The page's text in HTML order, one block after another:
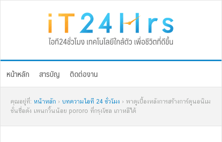
หน้าหลัก สารบัญ ติดต่องาน
คุณอยู่ที่: หน้าหลัก › บทความไอที 24 ชั่วโมง › พาดูเบื้องหลังการสร้างการ์ตูนอนิเม
ชั่นชื่อดัง เพนกวิ้นน้อย pororo ที่กรุงโซล เกาหลีใต้